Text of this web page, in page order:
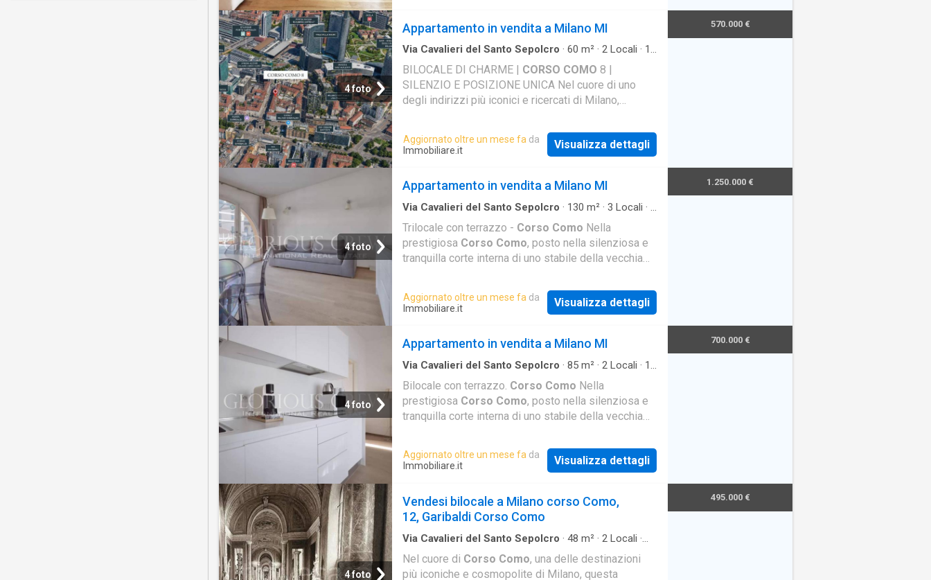
4 foto
Appartamento in vendita a Milano MI
Via Cavalieri del Santo Sepolcro · 60 m² · 2 Locali · 1
BILOCALE DI CHARME | CORSO COMO 8 |
SILENZIO E POSIZIONE UNICA Nel cuore di uno
degli indirizzi più iconici e ricercati di Milano,
Aggiornato oltre un mese fa da
Immobiliare.it
Visualizza dettagli
570.000 €
4 foto
Appartamento in vendita a Milano MI
Via Cavalieri del Santo Sepolcro · 130 m² · 3 Locali · 1
Trilocale con terrazzo - Corso Como Nella
prestigiosa Corso Como, posto nella silenziosa e
tranquilla corte interna di uno stabile della vecchia
Aggiornato oltre un mese fa da
Immobiliare.it
Visualizza dettagli
1.250.000 €
4 foto
Appartamento in vendita a Milano MI
Via Cavalieri del Santo Sepolcro · 85 m² · 2 Locali · 1
Bilocale con terrazzo. Corso Como Nella
prestigiosa Corso Como, posto nella silenziosa e
tranquilla corte interna di uno stabile della vecchia
Aggiornato oltre un mese fa da
Immobiliare.it
Visualizza dettagli
700.000 €
4 foto
Vendesi bilocale a Milano corso Como,
12, Garibaldi Corso Como
Via Cavalieri del Santo Sepolcro · 48 m² · 2 Locali ·
Nel cuore di Corso Como, una delle destinazioni
più iconiche e cosmopolite di Milano, questa
495.000 €